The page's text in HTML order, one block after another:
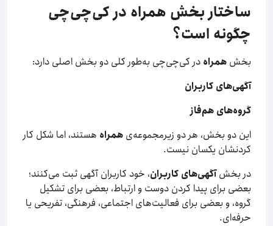
ساختار بخش همراه در کی‌چی‌چی
چگونه است؟
بخش همراه در کی‌چی‌چی به‌طور کلی دو بخش اصلی دارد:
آگهی‌های کاربران
گروه‌های هم‌فاز
این دو بخش، هر دو زیرمجموعه‌ی همراه هستند، اما شکل کار
کردنشان یکسان نیست.
در بخشآگهی‌های کاربران، خود کاربران آگهی ثبت می‌کنند؛
بعضی برای پیدا کردن دوست و ارتباط، بعضی برای تشکیل
گروه، و بعضی برای فعالیت‌های اجتماعی، فرهنگی، تفریحی یا
حرفه‌ای.